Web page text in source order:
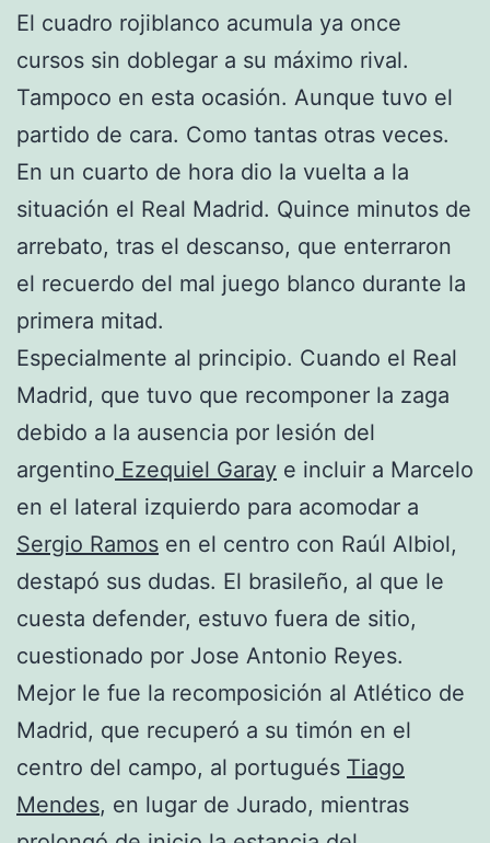
El cuadro rojiblanco acumula ya once
cursos sin doblegar a su máximo rival.
Tampoco en esta ocasión. Aunque tuvo el
partido de cara. Como tantas otras veces.
En un cuarto de hora dio la vuelta a la
situación el Real Madrid. Quince minutos de
arrebato, tras el descanso, que enterraron
el recuerdo del mal juego blanco durante la
primera mitad.
Especialmente al principio. Cuando el Real
Madrid, que tuvo que recomponer la zaga
debido a la ausencia por lesión del
argentino Ezequiel Garay e incluir a Marcelo
en el lateral izquierdo para acomodar a
Sergio Ramos en el centro con Raúl Albiol,
destapó sus dudas. El brasileño, al que le
cuesta defender, estuvo fuera de sitio,
cuestionado por Jose Antonio Reyes.
Mejor le fue la recomposición al Atlético de
Madrid, que recuperó a su timón en el
centro del campo, al portugués Tiago
Mendes, en lugar de Jurado, mientras